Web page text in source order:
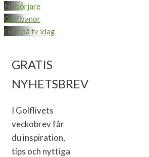
Nybörjare
Golfbanor
Golf på tv idag
GRATIS
NYHETSBREV
I Golflivets
veckobrev får
du inspiration,
tips och nyttiga